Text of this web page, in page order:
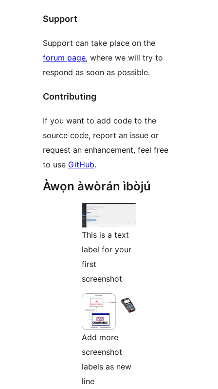
Support
Support can take place on the
forum page, where we will try to
respond as soon as possible.
Contributing
If you want to add code to the
source code, report an issue or
request an enhancement, feel free
to use GitHub.
Àwọn àwòrán ìbòjú
This is a text
label for your
first
screenshot
Add more
screenshot
labels as new
line